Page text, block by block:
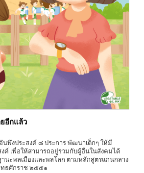
อีกแล้ว
งประสงค์ ๘ ประการ พัฒนาเด็กๆ ให้มี
เพื่อให้สามารถอยู่ร่วมกับผู้อื่นในสังคมได้
นะพลเมืองและพลโลก ตามหลักสูตรแกนกลาง
ธศักราช ๒๕๕๑